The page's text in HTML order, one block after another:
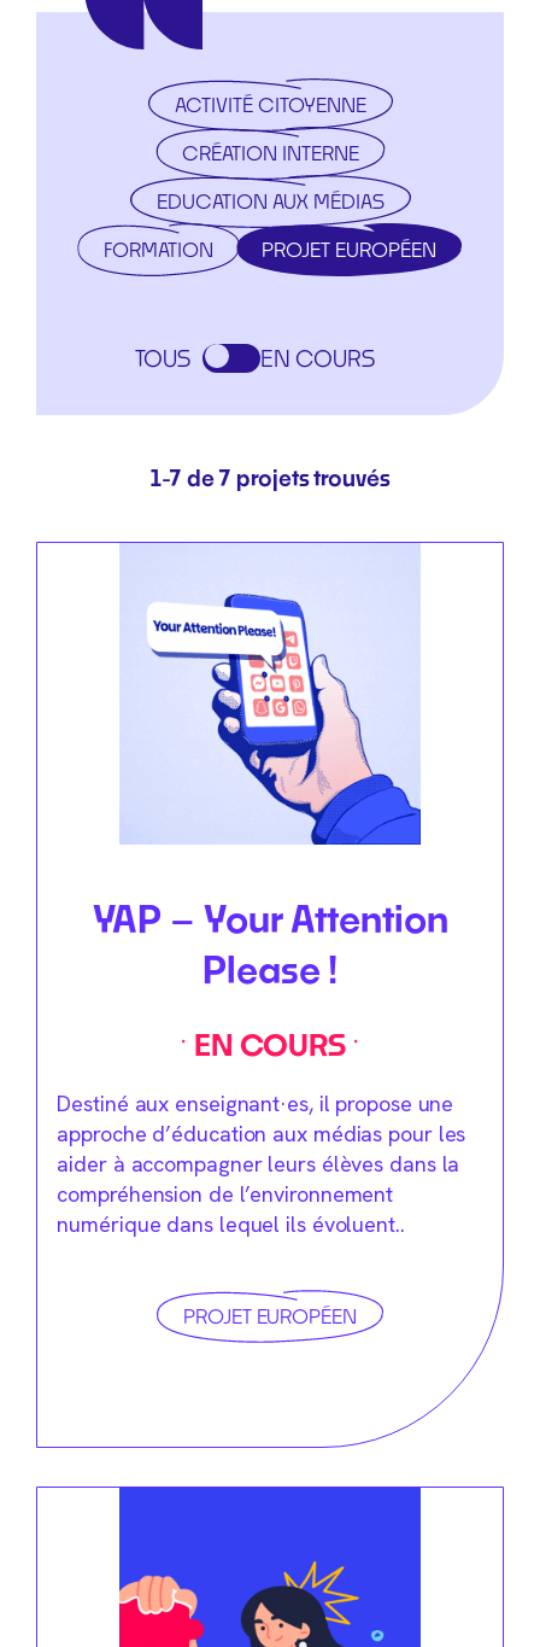
ACTIVITÉ CITOYENNE
CRÉATION INTERNE
EDUCATION AUX MÉDIAS
FORMATION PROJET EUROPÉEN
EN COURS
1-7 de 7 projets trouvés
YAP – Your Attention
Please !
EN COURS
Destiné aux enseignant·es, il propose une
approche d’éducation aux médias pour les
aider à accompagner leurs élèves dans la
compréhension de l’environnement
numérique dans lequel ils évoluent..
PROJET EUROPÉEN